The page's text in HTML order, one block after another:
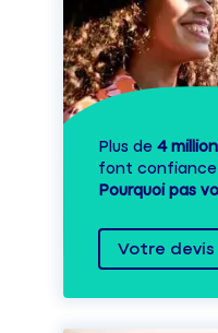
Plus de 4
font
Pourquoi pas
Votre